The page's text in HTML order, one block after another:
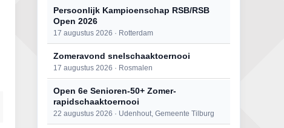
Persoonlijk Kampioenschap RSB/RSB
Open 2026
17 augustus 2026 · Rotterdam
Zomeravond snelschaaktoernooi
17 augustus 2026 · Rosmalen
Open 6e Senioren-50+ Zomer-
rapidschaaktoernooi
22 augustus 2026 · Udenhout, Gemeente Tilburg